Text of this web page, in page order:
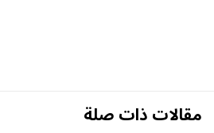
مقالات ذات صلة